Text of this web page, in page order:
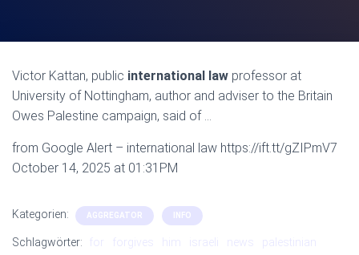
E
Victor Kattan, public international law professor at
University of Nottingham, author and adviser to the Britain
Owes Palestine campaign, said of …
from Google Alert – international law https://ift.tt/gZIPmV7
October 14, 2025 at 01:31PM
Kategorien: AGGREGATOR INFO
Schlagwörter: forgives him israeli
palestinian